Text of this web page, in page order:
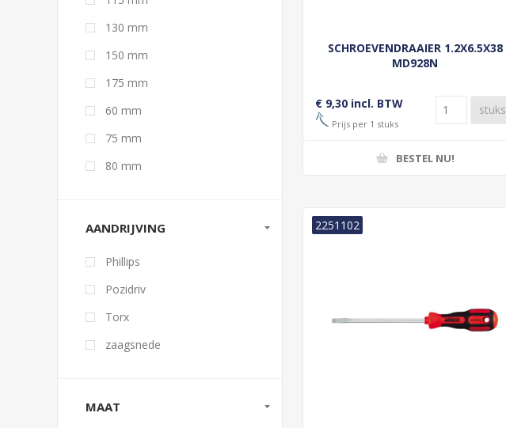
SCHROEVENDRAAIER 1.2X6.5X38
MD928N
€ 9,30 incl. BTW
Prijs per 1 stuks
BESTEL NU!
2251102
130 mm
150 mm
175 mm
60 mm
75 mm
80 mm
AANDRIJVING
Phillips
Pozidriv
Torx
zaagsnede
MAAT